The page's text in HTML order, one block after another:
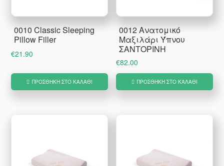
0010 Classic Sleeping
Pillow Filler
€21.90
ΠΡΟΣΘΉΚΗ ΣΤΟ ΚΑΛΆΘΙ
0012 Ανατομικό
Μαξιλάρι Ύπνου
ΣΑΝΤΟΡΙΝΗ
€82.00
ΠΡΟΣΘΉΚΗ ΣΤΟ ΚΑΛΆΘΙ